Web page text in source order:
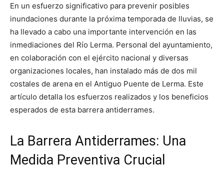
En un esfuerzo significativo para prevenir posibles
inundaciones durante la próxima temporada de lluvias, se
ha llevado a cabo una importante intervención en las
inmediaciones del Río Lerma. Personal del ayuntamiento,
en colaboración con el ejército nacional y diversas
organizaciones locales, han instalado más de dos mil
costales de arena en el Antiguo Puente de Lerma. Este
artículo detalla los esfuerzos realizados y los beneficios
esperados de esta barrera antiderrames.
La Barrera Antiderrames: Una
Medida Preventiva Crucial